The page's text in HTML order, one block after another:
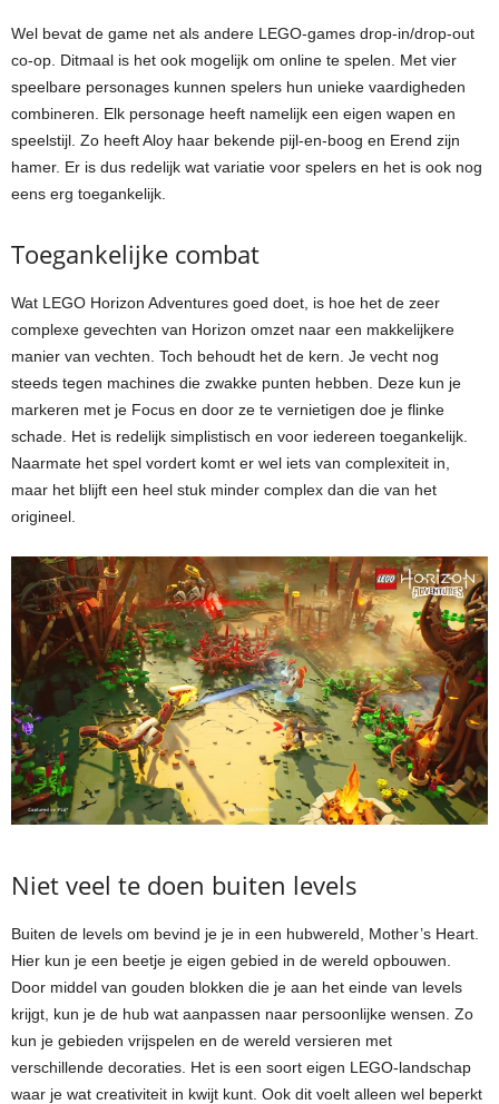
Wel bevat de game net als andere LEGO-games drop-in/drop-out
co-op. Ditmaal is het ook mogelijk om online te spelen. Met vier
speelbare personages kunnen spelers hun unieke vaardigheden
combineren. Elk personage heeft namelijk een eigen wapen en
speelstijl. Zo heeft Aloy haar bekende pijl-en-boog en Erend zijn
hamer. Er is dus redelijk wat variatie voor spelers en het is ook nog
eens erg toegankelijk.
Toegankelijke combat
Wat LEGO Horizon Adventures goed doet, is hoe het de zeer
complexe gevechten van Horizon omzet naar een makkelijkere
manier van vechten. Toch behoudt het de kern. Je vecht nog
steeds tegen machines die zwakke punten hebben. Deze kun je
markeren met je Focus en door ze te vernietigen doe je flinke
schade. Het is redelijk simplistisch en voor iedereen toegankelijk.
Naarmate het spel vordert komt er wel iets van complexiteit in,
maar het blijft een heel stuk minder complex dan die van het
origineel.
Niet veel te doen buiten levels
Buiten de levels om bevind je je in een hubwereld, Mother’s Heart.
Hier kun je een beetje je eigen gebied in de wereld opbouwen.
Door middel van gouden blokken die je aan het einde van levels
krijgt, kun je de hub wat aanpassen naar persoonlijke wensen. Zo
kun je gebieden vrijspelen en de wereld versieren met
verschillende decoraties. Het is een soort eigen LEGO-landschap
waar je wat creativiteit in kwijt kunt. Ook dit voelt alleen wel beperkt